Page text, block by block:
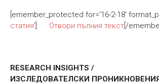
[emember_protected for='16-2-18'
статия'] Отвори пълния текст[/
RESEARCH INSIGHTS /
ИЗСЛЕДОВАТЕЛСКИ